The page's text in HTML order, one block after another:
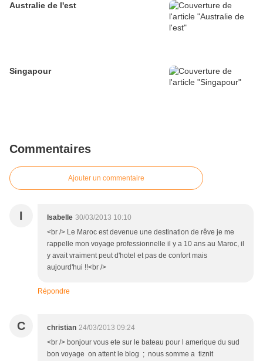
Australie de l'est
Singapour
Commentaires
Ajouter un commentaire
I Isabelle 30/03/2013 10:10
<br /> Le Maroc est devenue une destination de rêve je me
rappelle mon voyage professionnelle il y a 10 ans au Maroc, il
y avait vraiment peut d'hotel et pas de confort mais
aujourd'hui !!<br />
Répondre
C christian 24/03/2013 09:24
<br /> bonjour vous ete sur le bateau pour l amerique du sud
bon voyage on attent le blog ; nous somme a tiznit